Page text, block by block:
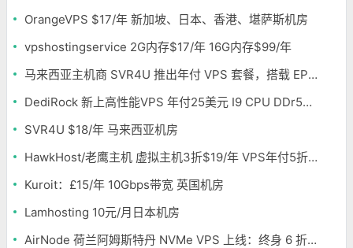
OrangeVPS $17/年 新加坡、日本、香港、堪萨斯机房
vpshostingservice 2G内存$17/年 16G内存$99/年
马来西亚主机商 SVR4U 推出年付 VPS 套餐，搭载 EPYC/至强铂金，支持支付宝
DediRock 新上高性能VPS 年付25美元 I9 CPU DDr5内存 纽约机房
SVR4U $18/年 马来西亚机房
HawkHost/老鹰主机 虚拟主机3折$19/年 VPS年付5折$25/年
Kuroit：£15/年 10Gbps带宽 英国机房
Lamhosting 10元/月日本机房
AirNode 荷兰阿姆斯特丹 NVMe VPS 上线：终身 6 折，€1.99/月起，2.5Tbit/s DDoS 防护